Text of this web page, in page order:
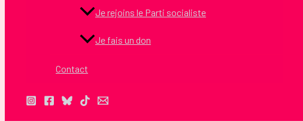
Je rejoins le Parti socialiste
Je fais un don
Contact